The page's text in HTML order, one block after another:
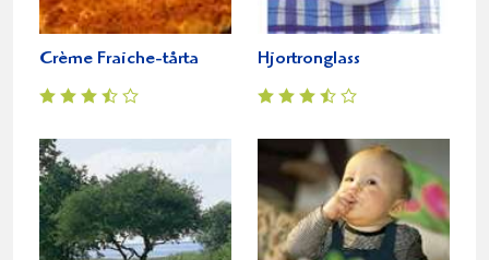
Crème Fraiche-tårta Hjortronglass